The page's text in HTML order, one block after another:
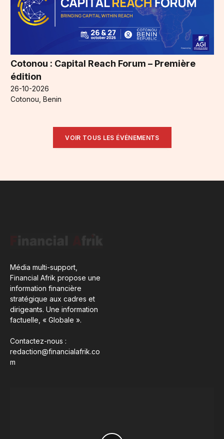
Cotonou : Capital Reach Forum – Première
édition
26-10-2026
Cotonou, Benin
VOIR TOUS LES ÉVÉNEMENTS
Média multi-support,
Financial Afrik propose une
information financière
stratégique aux cadres et
dirigeants. Une information
factuelle, « Globale ».
Contactez-nous :
redaction@financialafrik.co
m